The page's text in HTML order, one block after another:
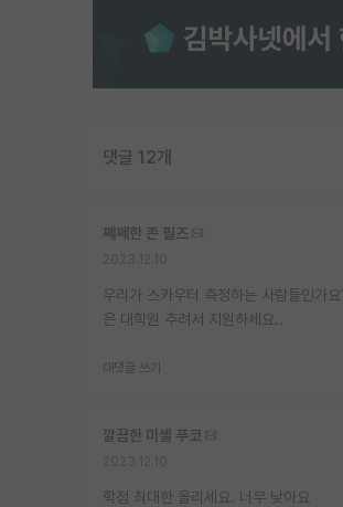
댓글 12개
쩨쩨한 존 필즈
우리가 스카우터 측정하는 사람들인가
은 대학원 추려서 지원하세요..
대댓글 쓰기
깔끔한 미셸 푸코
학점 최대한 올리세요. 너무 낮아요